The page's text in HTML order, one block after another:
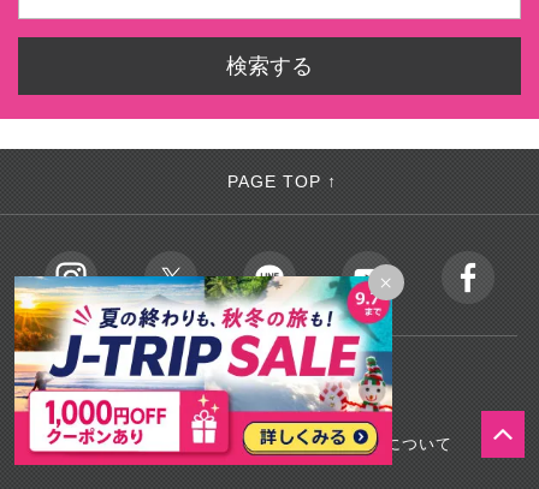
×
PAGE TOP ↑
会社情報
会社案内 個人情報保護について